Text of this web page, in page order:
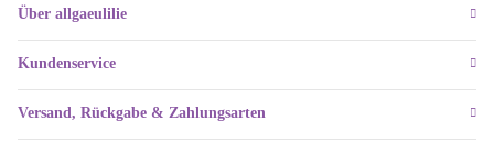
Über allgaeulilie
Kundenservice
Versand, Rückgabe & Zahlungsarten